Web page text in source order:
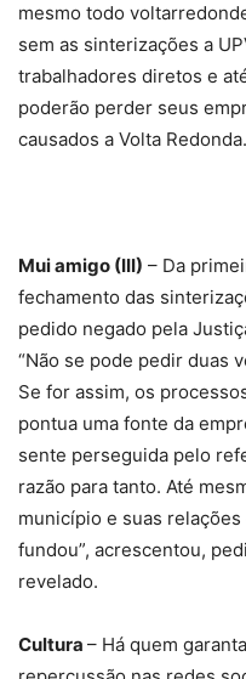
mesmo todo
sem as sinterizações a
trabalhadores diretos e
poderão perder seus
causados a Volta Redonda.
Mui amigo (III) – Da
fechamento das
pedido negado pela
“Não se pode pedir duas
Se for assim, os
pontua uma fonte da
sente perseguida pelo
razão para tanto. Até
município e suas
fundou”, acrescentou,
revelado.
Cultura – Há quem